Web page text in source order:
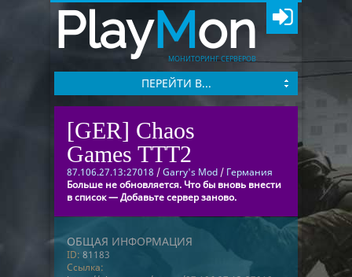
PlayMon
МОНИТОРИНГ СЕРВЕРОВ
ПЕРЕЙТИ В...
[GER] Chaos
Games TTT2
87.106.27.13:27018 /Garry's Mod / Германия
Больше не обновляется. Что бы вновь внести
в список — Добавьте сервер заново.
ОБЩАЯ ИНФОРМАЦИЯ
ID: 81183
Ссылка: